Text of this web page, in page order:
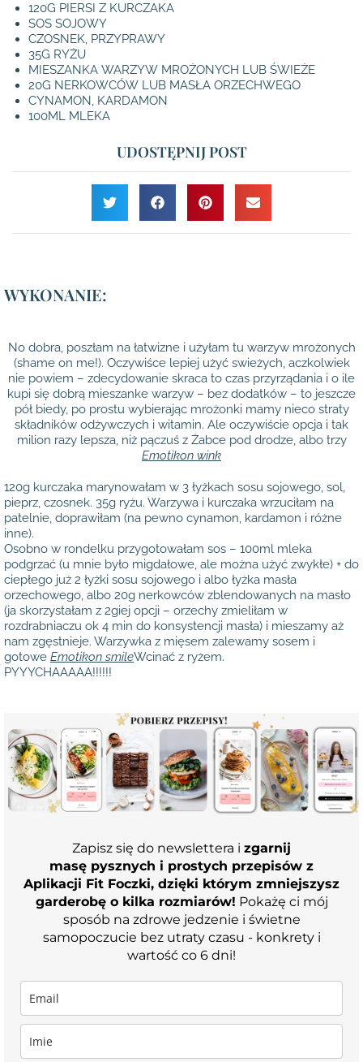
120G PIERSI Z KURCZAKA
SOS SOJOWY
CZOSNEK, PRZYPRAWY
35G RYŻU
MIESZANKA WARZYW MROŻONYCH LUB ŚWIEŻE
20G NERKOWCÓW LUB MASŁA ORZECHWEGO
CYNAMON, KARDAMON
100ML MLEKA
UDOSTĘPNIJ POST
WYKONANIE:
No dobra, poszłam na łatwizne i użyłam tu warzyw mrożonych
(shame on me!). Oczywiśce lepiej użyć swieżych, aczkolwiek
nie powiem – zdecydowanie skraca to czas przyrządania i o ile
kupi się dobrą mieszanke warzyw – bez dodatków – to jeszcze
pół biedy, po prostu wybierając mrożonki mamy nieco straty
składników odżywczych i witamin. Ale oczywiście opcja i tak
milion razy lepsza, niż pączuś z Żabce pod drodze, albo trzy
Emotikon wink
120g kurczaka marynowałam w 3 łyżkach sosu sojowego, sol,
pieprz, czosnek. 35g ryżu. Warzywa i kurczaka wrzuciłam na
patelnie, doprawiłam (na pewno cynamon, kardamon i różne
inne).
Osobno w rondelku przygotowałam sos – 100ml mleka
podgrzać (u mnie było migdałowe, ale można użyć zwykłe) + do
ciepłego już 2 łyżki sosu sojowego i albo łyżka masła
orzechowego, albo 20g nerkowców zblendowanych na masło
(ja skorzystałam z 2giej opcji – orzechy zmieliłam w
rozdrabniaczu ok 4 min do konsystencji masła) i mieszamy aż
nam zgęstnieje. Warzywka z mięsem zalewamy sosem i
gotowe Emotikon smileWcinać z ryżem.
PYYYCHAAAAA!!!!!!
Zapisz się do newslettera i zgarnij
masę pysznych i prostych przepisów z
Aplikacji Fit Foczki, dzięki którym zmniejszysz
garderobę o kilka rozmiarów! Pokażę ci mój
sposób na zdrowe jedzenie i świetne
samopoczucie bez utraty czasu - konkrety i
wartość co 6 dni!